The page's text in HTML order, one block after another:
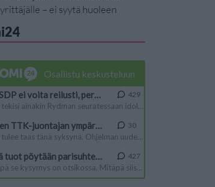
yrittäjälle – ei syytä huoleen